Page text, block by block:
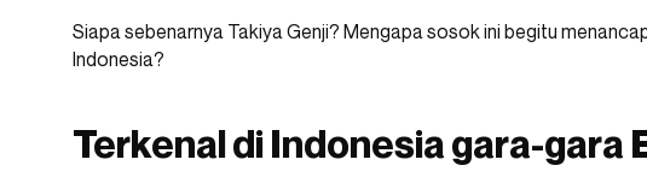
Siapa sebenarnya Takiya Genji? Mengapa sosok ini begitu
Indonesia?
Terkenal di Indonesia gara-gara